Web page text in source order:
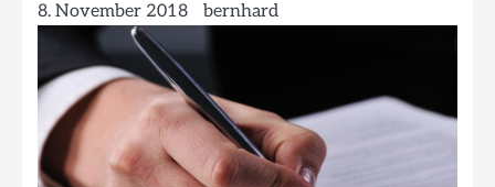
8. November 2018 bernhard